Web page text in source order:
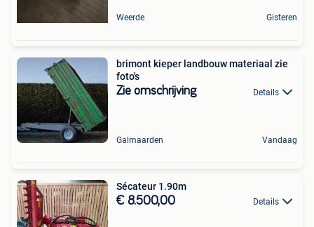
Weerde Gisteren
brimont kieper landbouw materiaal zie
foto's
Zie omschrijving Details
Galmaarden Vandaag
Sécateur 1.90m
€ 8.500,00 Details